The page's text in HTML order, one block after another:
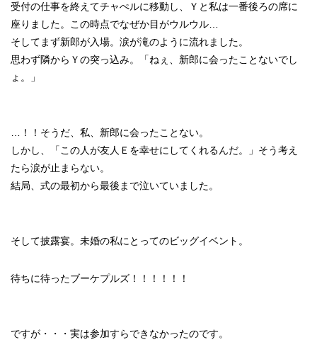
受付の仕事を終えてチャぺルに移動し、Ｙと私は一番後ろの席に
座りました。この時点でなぜか目がウルウル…
そしてまず新郎が入場。涙が滝のように流れました。
思わず隣からＹの突っ込み。「ねぇ、新郎に会ったことないでし
ょ。」
…！！そうだ、私、新郎に会ったことない。
しかし、「この人が友人Ｅを幸せにしてくれるんだ。」そう考え
たら涙が止まらない。
結局、式の最初から最後まで泣いていました。
そして披露宴。未婚の私にとってのビッグイベント。
待ちに待ったブーケプルズ！！！！！！
ですが・・・実は参加すらできなかったのです。